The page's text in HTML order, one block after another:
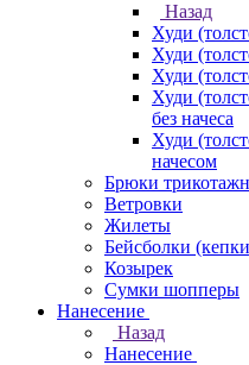
Назад
Худи
Худи
Худи
Худи
без начеса
Худи
начесом
Брюки
Ветровки
Жилеты
Бейсболки
Козырек
Сумки шопперы
Нанесение
Назад
Нанесение